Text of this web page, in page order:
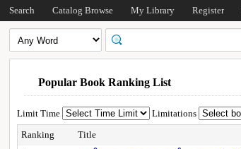
Search Catalog Browse My Library Register
Popular Book Ranking List
Limit Time
Limitations
Ranking
Title